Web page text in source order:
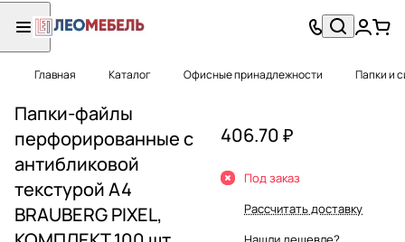
Главная Каталог Офисные принадлежности Папки и
Папки-файлы
перфорированные с
антибликовой
текстурой А4
BRAUBERG PIXEL,
406.70 ₽
Под заказ
Рассчитать доставку